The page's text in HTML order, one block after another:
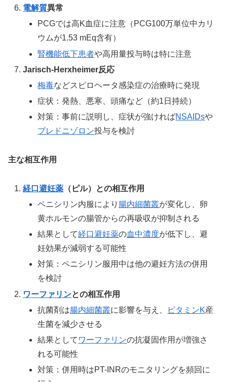
電解質異常
PCGでは高K血症に注意（PCG100万単位中カリ
ウムが1.53 mEq含有）
腎機能低下患者や高用量投与時は特に注意
Jarisch-Herxheimer反応
梅毒などスピロヘータ感染症の治療時に発現
症状：発熱、悪寒、頭痛など（約1日持続）
対策：事前に説明し、症状が強ければNSAIDsや
プレドニゾロン投与を検討
主な相互作用
経口避妊薬 （ピル）との相互作用
ペニシリン内服により 腸内細菌叢が変化し、卵
黄ホルモンの腸管からの再吸収が抑制される
結果として経口避妊薬の血中濃度が低下し、避
妊効果が減弱する可能性
対策：ペニシリン服用中は他の避妊方法の併用
を検討
ワーファリンとの相互作用
抗菌剤は腸内細菌叢に影響を与え、 ビタミンK産
生菌を減少させる
結果として ワーファリンの抗凝固作用が増強さ
れる可能性
対策：併用時はPT-INRのモニタリングを頻回に